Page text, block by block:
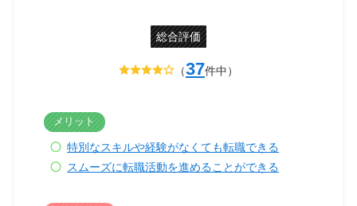
総合評価
（37件中）
メリット
特別なスキルや経験がなくても転職できる
スムーズに転職活動を進めることができる